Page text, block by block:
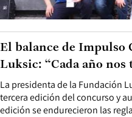
La presidenta de la Fundación
tercera edición del concurso y
edición se endurecieron las
El balance de Impulso
Luksic: “Cada año nos